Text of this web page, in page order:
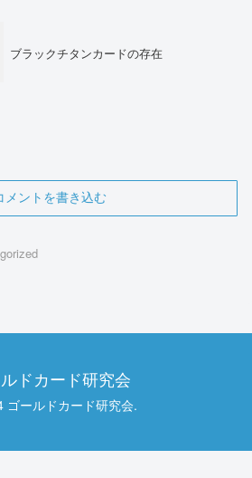
ブラックチタンカードの存在
メントを書き込む
ドカード研究会
ゴールドカード研究会.